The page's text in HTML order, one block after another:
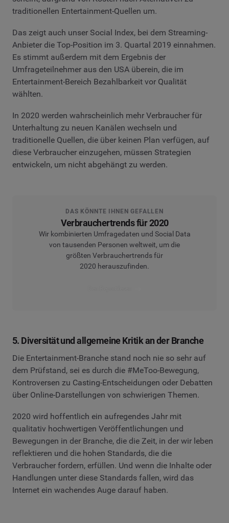
Anbieter die Top-Position im 3. Quartal 2019 einnahmen.
Es stimmt außerdem mit dem Ergebnis der
Umfrageteilnehmer aus den USA überein, die im
Entertainment-Bereich Bezahlbarkeit vor Qualität
wählten.
Unterhaltung zu neuen Kanälen wechseln und
traditionelle Quellen, die über keinen Plan verfügen, auf
diese Verbraucher einzugehen, müssen Strategien
entwickeln, um nicht abgehängt zu werden.
Verbrauchertrends für 2020
Wir kombinierten Umfragedaten und Social Data
von tausenden Personen weltweit, um die
größten Verbrauchertrends für
2020 herauszufinden.
Die Entertainment-Branche stand noch nie so sehr auf
dem Prüfstand, sei es durch die #MeToo-Bewegung,
Kontroversen zu Casting-Entscheidungen oder Debatten
über Online-Darstellungen von schwierigen Themen.
qualitativ hochwertigen Veröffentlichungen und
Bewegungen in der Branche, die die Zeit, in der wir leben
reflektieren und die hohen Standards, die die
Verbraucher fordern, erfüllen. Und wenn die Inhalte oder
Handlungen unter diese Standards fallen, wird das
Internet ein wachendes Auge darauf haben.